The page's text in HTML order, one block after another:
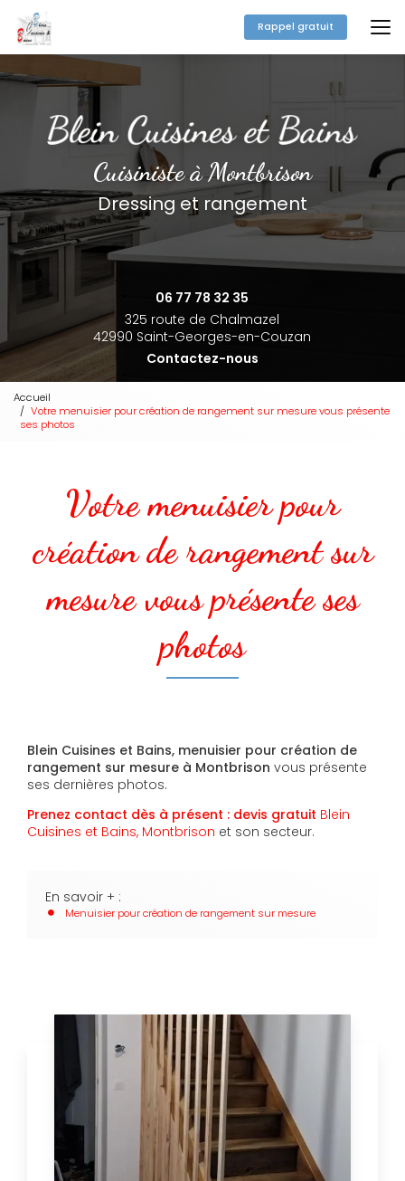
contenu
principal
Rappel gratuit
Cuisiniste à Montbrison
Dressing et rangement
06 77 78 32 35
325 route de Chalmazel
42990 Saint-Georges-en-Couzan
Contactez-nous
Accueil
Votre menuisier pour création de rangement sur mesure vous présente
ses photos
Votre menuisier pour
création de rangement sur
mesure vous présente ses
photos
Blein Cuisines et Bains, menuisier pour création de
rangement sur mesure à Montbrison vous présente
ses dernières photos.
Prenez contact dès à présent : devis gratuit Blein
Cuisines et Bains, Montbrison et son secteur.
En savoir + :
Menuisier pour création de rangement sur mesure